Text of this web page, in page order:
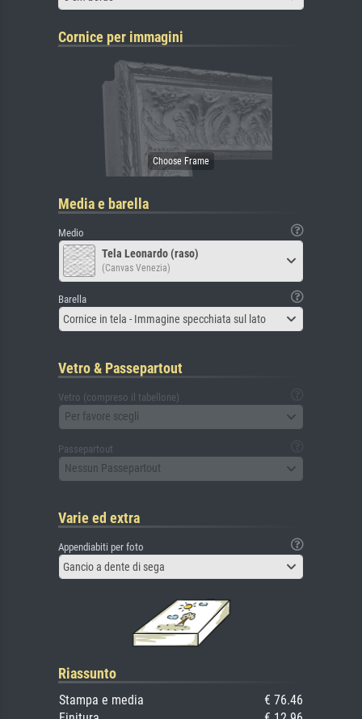
Cornice per immagini
Media e barella
Medio
Tela Leonardo (raso)
(Canvas Venezia)
Barella
Cornice in tela - Immagine specchiata sul lato
Vetro & Passepartout
Vetro (compreso il tabellone)
Per favore scegli
Passepartout
Nessun Passepartout
Varie ed extra
Appendiabiti per foto
Gancio a dente di sega
Riassunto
Stampa e media
€ 76.46